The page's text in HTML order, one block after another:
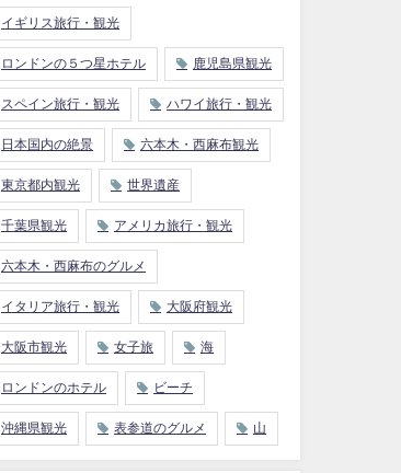
イギリス旅行・観光
ロンドンの５つ星ホテル 鹿児島県観光
スペイン旅行・観光 ハワイ旅行・観光
日本国内の絶景 六本木・西麻布観光
東京都内観光 世界遺産
千葉県観光 アメリカ旅行・観光
六本木・西麻布のグルメ
イタリア旅行・観光 大阪府観光
大阪市観光 女子旅 海
ロンドンのホテル ビーチ
沖縄県観光 表参道のグルメ 山